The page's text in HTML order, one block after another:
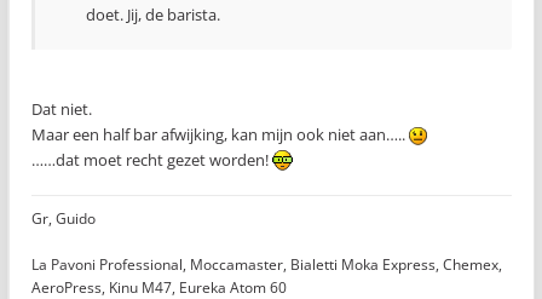
doet. Jij, de barista.
Dat niet.
Maar een half bar afwijking, kan mijn ook niet aan…..
……dat moet recht gezet worden!
Gr, Guido
La Pavoni Professional, Moccamaster, Bialetti Moka Express, Chemex,
AeroPress, Kinu M47, Eureka Atom 60